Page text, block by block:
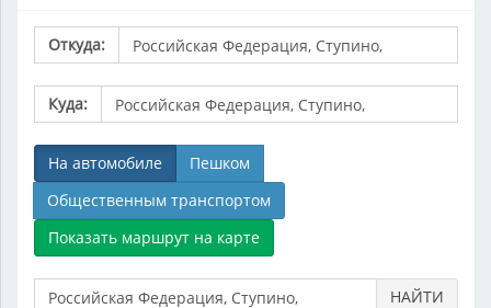
Откуда:
Куда:
На автомобиле
Пешком
Общественным транспортом
НАЙТИ